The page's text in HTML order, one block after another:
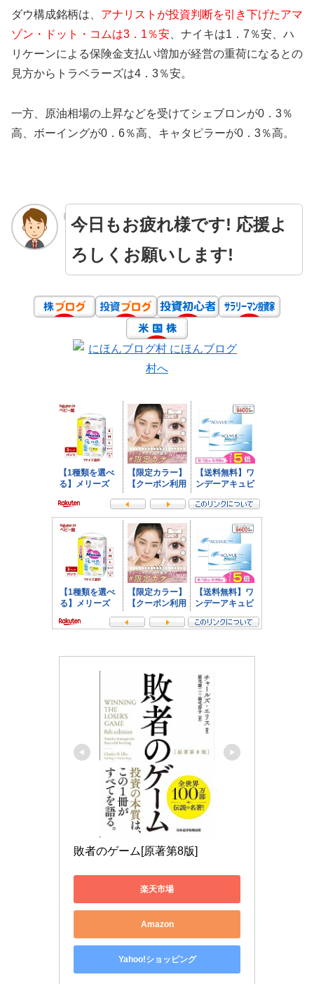
ダウ構成銘柄は、 アナリストが投資判断を引き下げたアマ
ゾン・ドット・コムは3．1％安 、ナイキは1．7％安、ハ
リケーンによる保険金支払い増加が経営の重荷になるとの
見方からトラベラーズは4．3％安。
一方、原油相場の上昇などを受けてシェブロンが0．3％
高、ボーイングが0．6％高、キャタピラーが0．3％高。
今日もお疲れ様です! 応援よ
ろしくお願いします!
敗者のゲーム[原著第8版]
楽天市場
Amazon
Yahoo!ショッピング